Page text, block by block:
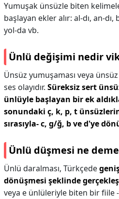
Yumuşak ünsüzle biten
başlayan ekler alır: al-dı, an-
yol-da vb.
Ünlü değişimi nedir
Ünsüz yumuşaması veya
ses olayıdır. Süreksiz sert
ünlüyle başlayan bir ek
sonundaki ç, k, p, t
sırasıyla- c, g/ğ, b ve d'ye
Ünlü düşmesi ne
Ünlü daralması, Türkçede
dönüşmesi şeklinde
veya e ünlüleriyle biten bir fiile